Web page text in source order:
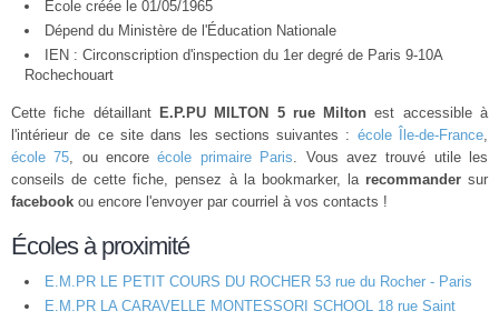
École créée le 01/05/1965
Dépend du Ministère de l'Éducation Nationale
IEN : Circonscription d'inspection du 1er degré de Paris 9-10A
Rochechouart
Cette fiche détaillant E.P.PU MILTON 5 rue Milton est accessible à
l'intérieur de ce site dans les sections suivantes : école Île-de-France,
école 75, ou encoreécole primaire Paris. Vous avez trouvé utile les
conseils de cette fiche, pensez à la bookmarker, la recommandersur
facebook ou encore l'envoyer par courriel à vos contacts !
Écoles à proximité
E.M.PR LE PETIT COURS DU ROCHER 53 rue du Rocher - Paris
E.M.PR LA CARAVELLE MONTESSORI SCHOOL 18 rue Saint